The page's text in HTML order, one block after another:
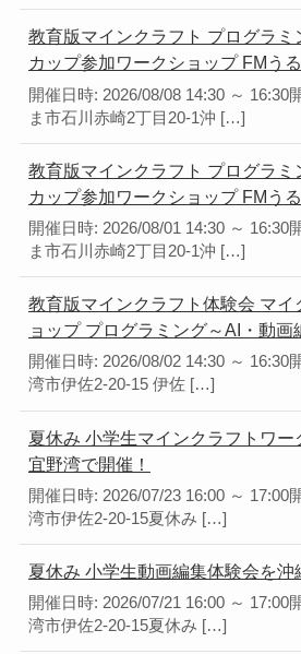
教育版マインクラフト プログラミ
カップ参加ワークショップ FMう
開催日時: 2026/08/08 14:30 ～ 16:30
ま市石川赤崎2丁目20-1沖 […]
教育版マインクラフト プログラミ
カップ参加ワークショップ FMう
開催日時: 2026/08/01 14:30 ～ 16:30
ま市石川赤崎2丁目20-1沖 […]
教育版マインクラフト体験会 マイ
ョップ プログラミング～AI・動画
開催日時: 2026/08/02 14:30 ～ 16:30
湾市伊佐2-20-15 伊佐 […]
夏休み 小学生マインクラフトワー
宜野湾で開催！
開催日時: 2026/07/23 16:00 ～ 17:00
湾市伊佐2-20-15夏休み […]
夏休み 小学生動画編集体験会を沖
開催日時: 2026/07/21 16:00 ～ 17:00
湾市伊佐2-20-15夏休み […]